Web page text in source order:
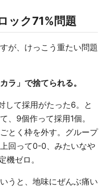
ック71%問題
が、けっこう重たい問題
ラ」で捨てられる。
して採用がたった6。と
、9個作って採用1個。
とく枠を外す。グループ
回って0-0、みたいなや
機ゼロ。
うと、地味にぜんぶ痛い